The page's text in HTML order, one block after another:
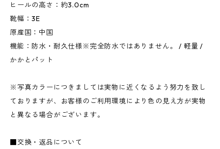
ヒールの高さ：約3.0cm
靴幅：3E
原産国：中国
機能：防水・耐久仕様※完全防水ではありません。 / 軽量 /
かかとパット
※写真カラーにつきましては実物に近くなるよう努力を致し
ておりますが、お客様のご利用環境により色の見え方が実物
と異なる場合がございます。
■交換・返品について